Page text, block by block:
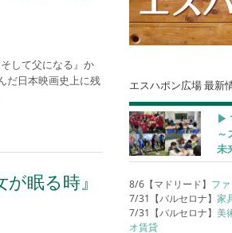
して父になる』か
だ日本映画史上に残
眠る時』
エスハポン広場 最新
▶︎
～
未
8/6【マドリード】 フ
7/31【バルセロナ】家
7/31【バルセロナ】美
オ賃貸